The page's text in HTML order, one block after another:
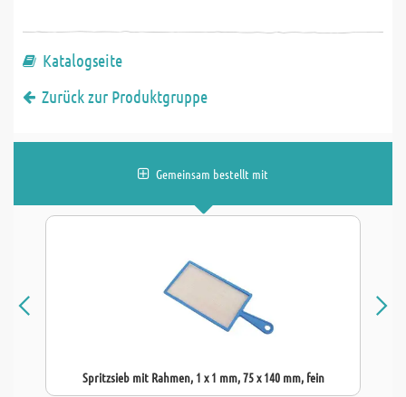
Katalogseite
Zurück zur Produktgruppe
Gemeinsam bestellt mit
Spritzsieb mit Rahmen, 1 x 1 mm, 75 x 140 mm, fein